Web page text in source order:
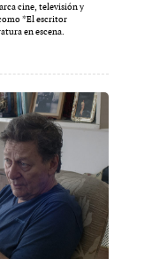
cine, televisión y
*El escritor
en escena.